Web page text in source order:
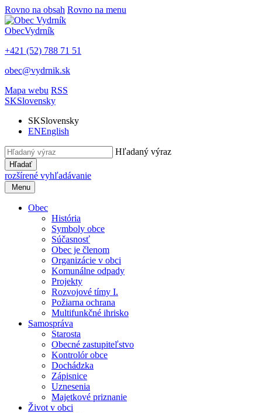
Rovno na obsah Rovno na menu
ObecVydrník
+421 (52) 788 71 51
obec@vydrnik.sk
Mapa webu RSS
SKSlovensky
SKSlovensky
ENEnglish
Hľadaný výraz
Hľadať
rozšírené vyhľadávanie
Menu
Obec
História
Symboly obce
Súčasnosť
Obec je členom
Organizácie v obci
Komunálne odpady
Projekty
Rozvojové tímy I.
Požiarna ochrana
Multifunkčné ihrisko
Samospráva
Starosta
Obecné zastupiteľstvo
Kontrolór obce
Dochádzka
Zápisnice
Uznesenia
Majetkové priznanie
Život v obci